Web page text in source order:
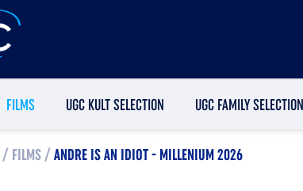
FILMS UGC KULT SELECTION UGC FAMILY SELECTION
/ FILMS/ ANDRE IS AN IDIOT - MILLENIUM 2026